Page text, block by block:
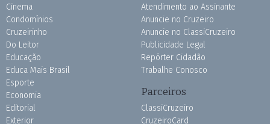
Cinema
Condomínios
Cruzeirinho
Do Leitor
Educação
Educa Mais Brasil
Esporte
Economia
Editorial
Exterior
Atendimento ao Assinante
Anuncie no Cruzeiro
Anuncie no ClassiCruzeiro
Publicidade Legal
Repórter Cidadão
Trabalhe Conosco
Parceiros
ClassiCruzeiro
CruzeiroCard